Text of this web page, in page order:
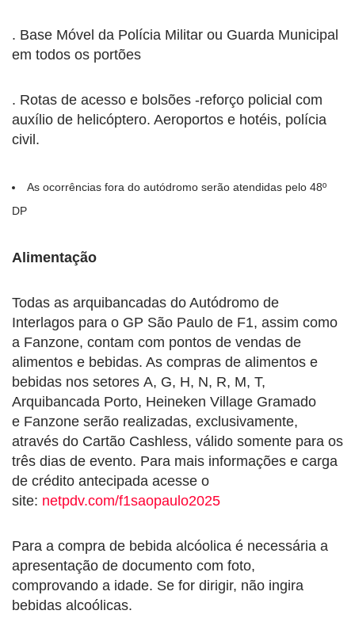
. Base Móvel da Polícia Militar ou Guarda Municipal
em todos os portões
. Rotas de acesso e bolsões -reforço policial com
auxílio de helicóptero. Aeroportos e hotéis, polícia
civil.
As ocorrências fora do autódromo serão atendidas pelo 48º
DP
Alimentação
Todas as arquibancadas do Autódromo de
Interlagos para o GP São Paulo de F1, assim como
a Fanzone, contam com pontos de vendas de
alimentos e bebidas. As compras de alimentos e
bebidas nos setores A, G, H, N, R, M, T,
Arquibancada Porto, Heineken Village Gramado
e Fanzone serão realizadas, exclusivamente,
através do Cartão Cashless, válido somente para os
três dias de evento. Para mais informações e carga
de crédito antecipada acesse o
site: netpdv.com/f1saopaulo2025
Para a compra de bebida alcóolica é necessária a
apresentação de documento com foto,
comprovando a idade. Se for dirigir, não ingira
bebidas alcoólicas.